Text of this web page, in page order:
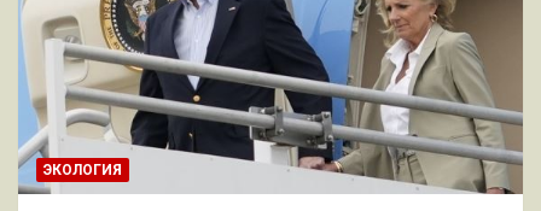
ЭКОЛОГИЯ